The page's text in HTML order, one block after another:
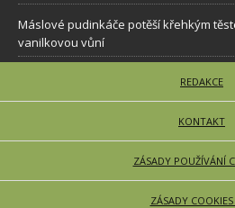
Máslové pudinkáče potěší křehkým
vanilkovou vůní
REDAKCE
KONTAKT
ZÁSADY POUŽÍVÁNÍ
ZÁSADY COOKIES